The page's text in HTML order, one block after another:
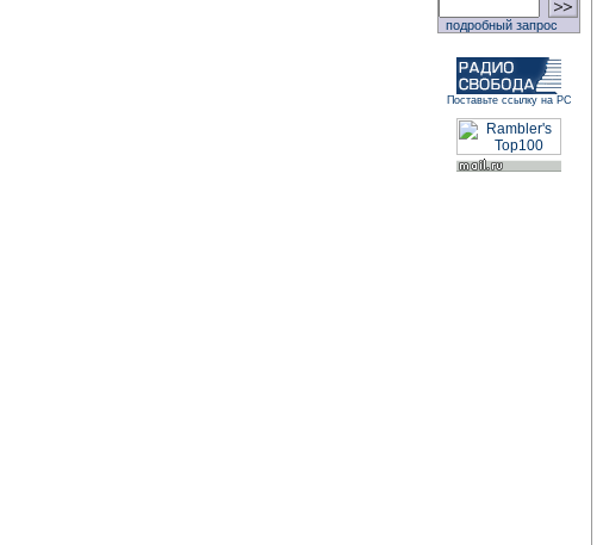
подробный запрос
Поставьте ссылку на РС